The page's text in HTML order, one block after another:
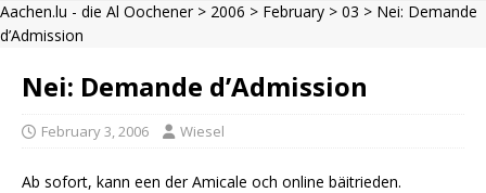
Aachen.lu - die Al Oochener> 2006 > February > 03 > Nei: Demande
d’Admission
Nei: Demande d’Admission
February 3, 2006 Wiesel
Ab sofort, kann een der Amicale och online bäitrieden.